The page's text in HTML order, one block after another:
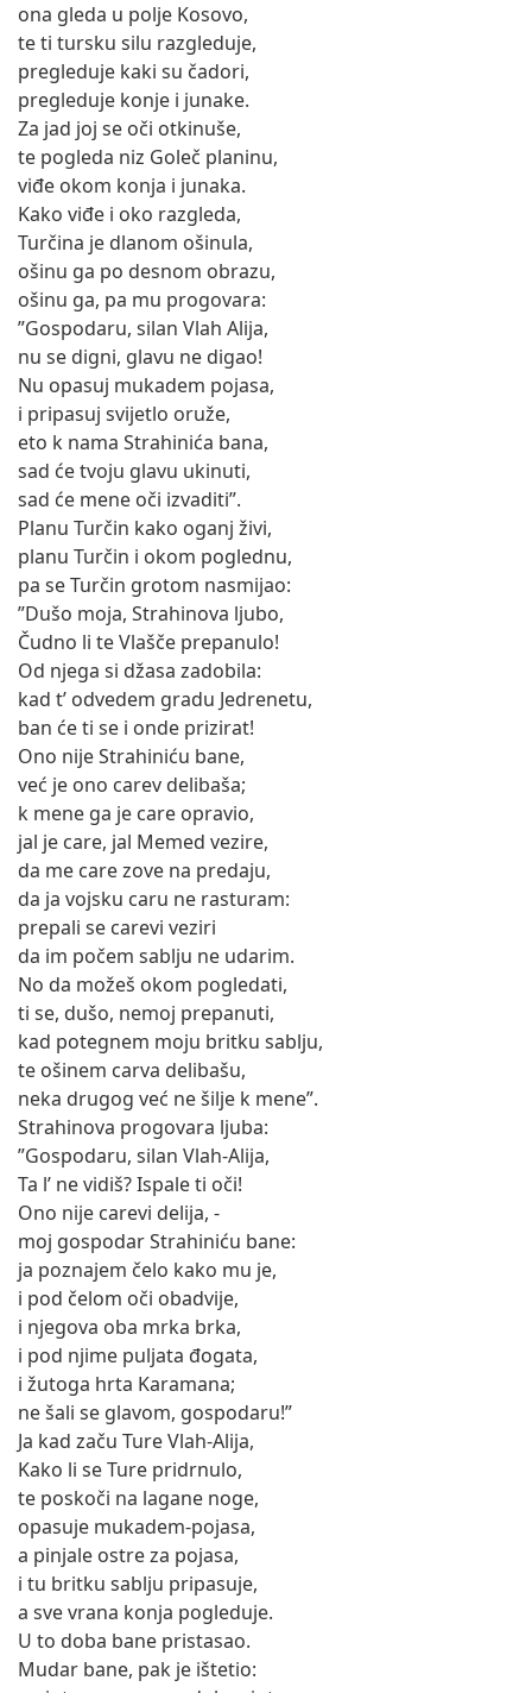
ona gleda u polje Kosovo,
te ti tursku silu razgleduje,
pregleduje kaki su čadori,
pregleduje konje i junake.
Za jad joj se oči otkinuše,
te pogleda niz Goleč planinu,
viđe okom konja i junaka.
Kako viđe i oko razgleda,
Turčina je dlanom ošinula,
ošinu ga po desnom obrazu,
ošinu ga, pa mu progovara:
”Gospodaru, silan Vlah Alija,
nu se digni, glavu ne digao!
Nu opasuj mukadem pojasa,
i pripasuj svijetlo oruže,
eto k nama Strahinića bana,
sad će tvoju glavu ukinuti,
sad će mene oči izvaditi”.
Planu Turčin kako oganj živi,
planu Turčin i okom poglednu,
pa se Turčin grotom nasmijao:
”Dušo moja, Strahinova ljubo,
Čudno li te Vlašče prepanulo!
Od njega si džasa zadobila:
kad t’ odvedem gradu Jedrenetu,
ban će ti se i onde prizirat!
Ono nije Strahiniću bane,
već je ono carev delibaša;
k mene ga je care opravio,
jal je care, jal Memed vezire,
da me care zove na predaju,
da ja vojsku caru ne rasturam:
prepali se carevi veziri
da im počem sablju ne udarim.
No da možeš okom pogledati,
ti se, dušo, nemoj prepanuti,
kad potegnem moju britku sablju,
te ošinem carva delibašu,
neka drugog već ne šilje k mene”.
Strahinova progovara ljuba:
”Gospodaru, silan Vlah-Alija,
Ta l’ ne vidiš? Ispale ti oči!
Ono nije carevi delija, -
moj gospodar Strahiniću bane:
ja poznajem čelo kako mu je,
i pod čelom oči obadvije,
i njegova oba mrka brka,
i pod njime puljata đogata,
i žutoga hrta Karamana;
ne šali se glavom, gospodaru!”
Ja kad začu Ture Vlah-Alija,
Kako li se Ture pridrnulo,
te poskoči na lagane noge,
opasuje mukadem-pojasa,
a pinjale ostre za pojasa,
i tu britku sablju pripasuje,
a sve vrana konja pogleduje.
U to doba bane pristasao.
Mudar bane, pak je ištetio: